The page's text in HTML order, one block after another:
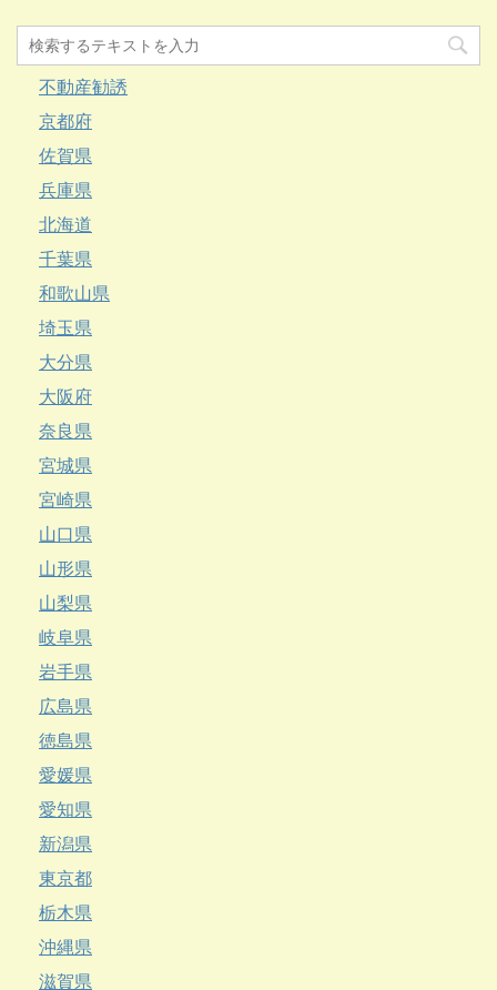
不動産勧誘
京都府
佐賀県
兵庫県
北海道
千葉県
和歌山県
埼玉県
大分県
大阪府
奈良県
宮城県
宮崎県
山口県
山形県
山梨県
岐阜県
岩手県
広島県
徳島県
愛媛県
愛知県
新潟県
東京都
栃木県
沖縄県
滋賀県